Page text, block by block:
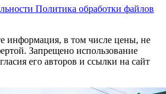
Политика обработки файлов
информация, в том числе цены, не
Запрещено использование
его авторов и ссылки на сайт